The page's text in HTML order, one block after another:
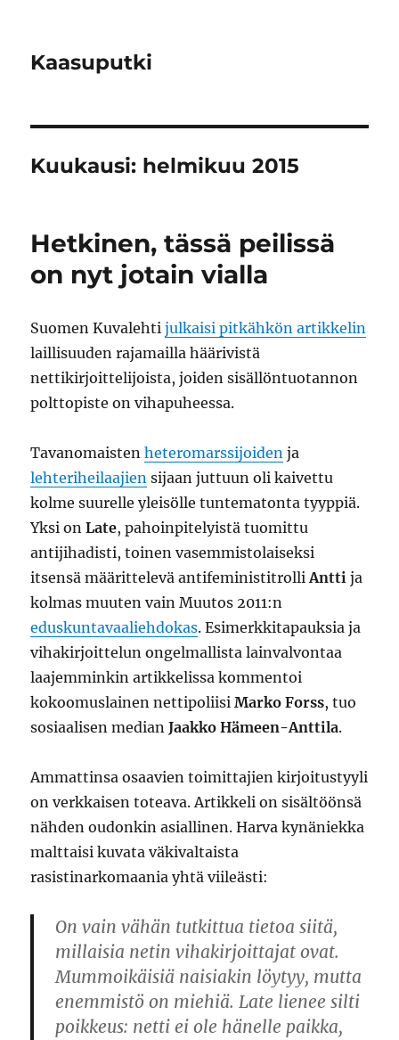
Kaasuputki
Kuukausi: helmikuu 2015
Hetkinen, tässä peilissä
on nyt jotain vialla
Suomen Kuvalehtijulkaisi pitkähkön artikkelin
laillisuuden rajamailla häärivistä
nettikirjoittelijoista, joiden sisällöntuotannon
polttopiste on vihapuheessa.
Tavanomaistenheteromarssijoiden ja
lehteriheilaajien sijaan juttuun oli kaivettu
kolme suurelle yleisölle tuntematonta tyyppiä.
Yksi onLate, pahoinpitelyistä tuomittu
antijihadisti, toinen vasemmistolaiseksi
itsensä määrittelevä antifeministitrolliAntti ja
kolmas muuten vain Muutos 2011:n
eduskuntavaaliehdokas. Esimerkkitapauksia ja
vihakirjoittelun ongelmallista lainvalvontaa
laajemminkin artikkelissa kommentoi
kokoomuslainen nettipoliisiMarko Forss, tuo
sosiaalisen medianJaakko Hämeen-Anttila.
Ammattinsa osaavien toimittajien kirjoitustyyli
on verkkaisen toteava. Artikkeli on sisältöönsä
nähden oudonkin asiallinen. Harva kynäniekka
malttaisi kuvata väkivaltaista
rasistinarkomaania yhtä viileästi:
On vain vähän tutkittua tietoa siitä,
millaisia netin vihakirjoittajat ovat.
Mummoikäisiä naisiakin löytyy, mutta
enemmistö on miehiä. Late lienee silti
poikkeus: netti ei ole hänelle paikka,